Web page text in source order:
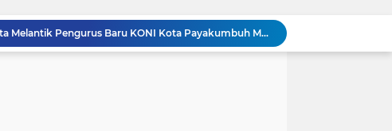
Walikota Zulmaeta Melantik Pengurus Baru KONI Kota Payakumbuh Masa Bakti 2026-2030
Walikota Payakumbuh Bersama BPIP Dan Anggota Komisi XIII DPR RI Arizal Aziz Gelar Sosialisasi Empat Pilar MPR RI.